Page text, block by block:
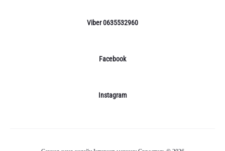
Viber 0635532960
Facebook
Instagram